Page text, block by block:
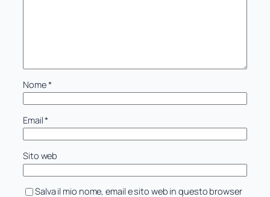
Nome*
Email*
Sito web
Salva il mio nome, email e sito web in questo browser